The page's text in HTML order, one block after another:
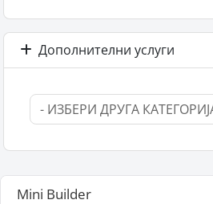
Дополнителни услуги
Mini Builder